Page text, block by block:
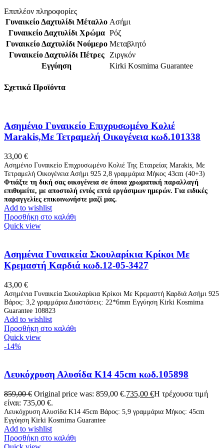
Επιπλέον πληροφορίες
Γυναικείο Δαχτυλίδι Μέταλλο Ασήμι
Γυναικείο Δαχτυλίδι Χρώμα Ρόζ
Γυναικείο Δαχτυλίδι Νούμερο Μεταβλητό
Γυναικείο Δαχτυλίδι Πέτρες
Ζιργκόν
Εγγύηση
Kirki Kosmima Guarantee
Σχετικά Προϊόντα
Ασημένιο Γυναικείο Επιχρυσωμένο Κολιέ
Marakis,Με Τετραμελή Οικογένεια κωδ.101338
33,00 €
Ασημένιο Γυναικείο Επιχρυσωμένο Κολιέ Της Εταιρείας Marakis, Με
Τετραμελή Οικογένεια Ασήμι 925 2,8 γραμμάρια Μήκος 43cm (40+3)
Φτιάξτε τη δική σας οικογένεια σε όποια χρωματική παραλλαγή
επιθυμείτε, με αποστολή εντός επτά εργάσιμων ημερών. Για ειδικές
παραγγελίες επικοινωνήστε μαζί μας.
Add to wishlist
Προσθήκη στο καλάθι
Quick view
Ασημένια Γυναικεία Σκουλαρίκια Κρίκοι Με
Κρεμαστή Καρδιά κωδ.12-05-3427
43,00 €
Ασημένια Γυναικεία Σκουλαρίκια Κρίκοι Με Κρεμαστή Καρδιά Ασήμι 925
Βάρος: 3,2 γραμμάρια Διαστάσεις: 22*6mm Εγγύηση Kirki Kosmima
Guarantee 108823
Add to wishlist
Προσθήκη στο καλάθι
Quick view
-14%
Λευκόχρυση Αλυσίδα Κ14 45cm κωδ.105898
859,00€ Original price was: 859,00 €.735,00 €Η τρέχουσα τιμή
είναι: 735,00 €.
Λευκόχρυση Αλυσίδα Κ14 45cm Βάρος: 5,9 γραμμάρια Μήκος: 45cm
Εγγύηση Kirki Kosmima Guarantee
Add to wishlist
Προσθήκη στο καλάθι